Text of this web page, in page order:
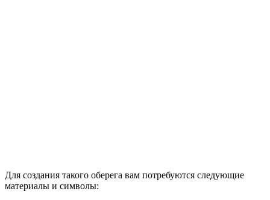
Для создания такого оберега вам потребуются следующие
материалы и символы: